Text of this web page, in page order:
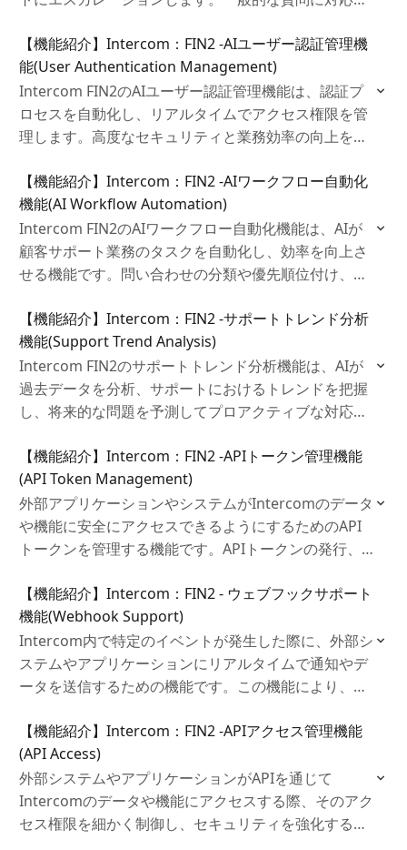
向上させつつ、サポート体制を効率化し、生産性の向
上に貢献します。
【機能紹介】Intercom：FIN2 ‐AIユーザー認証管理機
能(User Authentication Management)
Intercom FIN2のAIユーザー認証管理機能は、認証プ
ロセスを自動化し、リアルタイムでアクセス権限を管
理します。高度なセキュリティと業務効率の向上を実
減します。さらにユーザー体験も向上させることも可
能です。
【機能紹介】Intercom：FIN2 ‐AIワークフロー自動化
機能(AI Workflow Automation)
Intercom FIN2のAIワークフロー自動化機能は、AIが
顧客サポート業務のタスクを自動化し、効率を向上さ
せる機能です。問い合わせの分類や優先順位付け、タ
担を軽減します。顧客満足度を高めつつ運用コストを
削減できます。
【機能紹介】Intercom：FIN2 ‐サポートトレンド分析
機能(Support Trend Analysis)
Intercom FIN2のサポートトレンド分析機能は、AIが
過去データを分析、サポートにおけるトレンドを把握
し、将来的な問題を予測してプロアクティブな対応を
やサポート体制の強化に役立ち、顧客満足度を向上さ
せるためのツールです。
【機能紹介】Intercom：FIN2 ‐APIトークン管理機能
(API Token Management)
外部アプリケーションやシステムがIntercomのデータ
や機能に安全にアクセスできるようにするためのAPI
トークンを管理する機能です。APIトークンの発行、
キュリティを強化しつつ、効率的な運用が可能になり
ます。
【機能紹介】Intercom：FIN2 ‐ ウェブフックサポート
機能(Webhook Support)
Intercom内で特定のイベントが発生した際に、外部シ
ステムやアプリケーションにリアルタイムで通知やデ
ータを送信するための機能です。この機能により、シ
ートやビジネスプロセスを効率化することができま
す。
【機能紹介】Intercom：FIN2 ‐APIアクセス管理機能
(API Access)
外部システムやアプリケーションがAPIを通じて
Intercomのデータや機能にアクセスする際、そのアク
セス権限を細かく制御し、セキュリティを強化するた